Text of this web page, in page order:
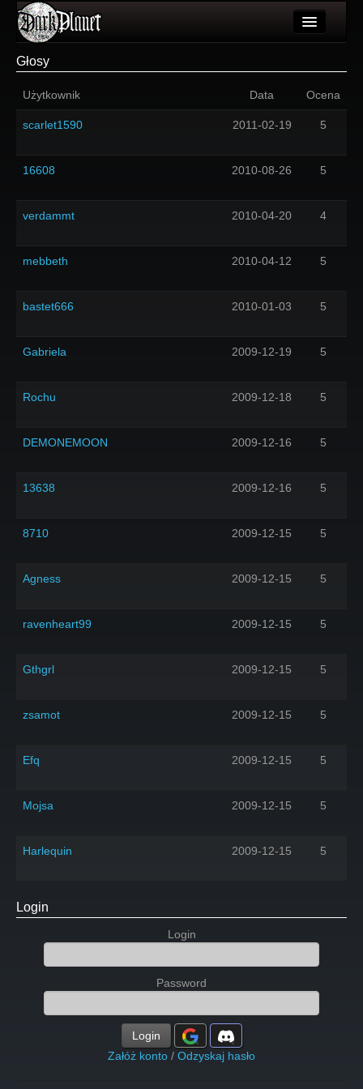
Wydarzenia
Więcej
Głosy
Użytkownik Data Ocena
scarlet1590 2011-02-19 5
16608 2010-08-26 5
verdammt 2010-04-20 4
mebbeth 2010-04-12 5
bastet666 2010-01-03 5
Gabriela 2009-12-19 5
Rochu 2009-12-18 5
DEMONEMOON 2009-12-16 5
13638 2009-12-16 5
8710 2009-12-15 5
Agness 2009-12-15 5
ravenheart99 2009-12-15 5
Gthgrl 2009-12-15 5
zsamot 2009-12-15 5
Efq 2009-12-15 5
Mojsa 2009-12-15 5
Harlequin 2009-12-15 5
Login
Login
Password
Login
Załóż konto / Odzyskaj hasło